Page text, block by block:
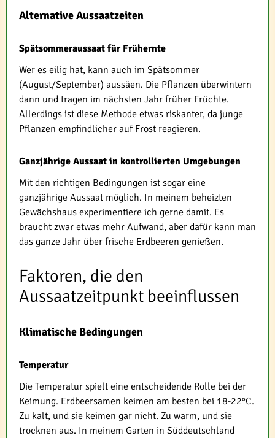
Alternative Aussaatzeiten
Spätsommeraussaat für Frühernte
Wer es eilig hat, kann auch im Spätsommer
(August/September) aussäen. Die Pflanzen überwintern
dann und tragen im nächsten Jahr früher Früchte.
Allerdings ist diese Methode etwas riskanter, da junge
Pflanzen empfindlicher auf Frost reagieren.
Ganzjährige Aussaat in kontrollierten Umgebungen
Mit den richtigen Bedingungen ist sogar eine
ganzjährige Aussaat möglich. In meinem beheizten
Gewächshaus experimentiere ich gerne damit. Es
braucht zwar etwas mehr Aufwand, aber dafür kann man
das ganze Jahr über frische Erdbeeren genießen.
Faktoren, die den
Aussaatzeitpunkt beeinflussen
Klimatische Bedingungen
Temperatur
Die Temperatur spielt eine entscheidende Rolle bei der
Keimung. Erdbeersamen keimen am besten bei 18-22°C.
Zu kalt, und sie keimen gar nicht. Zu warm, und sie
trocknen aus. In meinem Garten in Süddeutschland